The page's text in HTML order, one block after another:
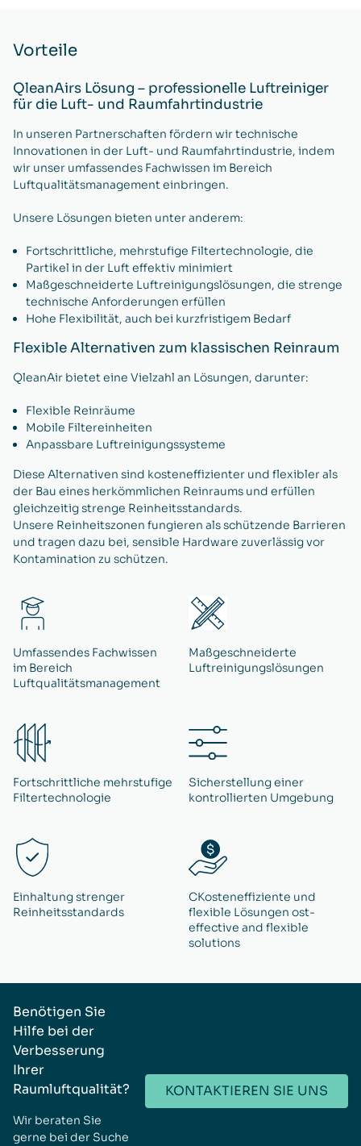
Vorteile
QleanAirs Lösung – professionelle Luftreiniger
für die Luft- und Raumfahrtindustrie
In unseren Partnerschaften fördern wir technische
Innovationen in der Luft- und Raumfahrtindustrie, indem
wir unser umfassendes Fachwissen im Bereich
Luftqualitätsmanagement einbringen.
Unsere Lösungen bieten unter anderem:
Fortschrittliche, mehrstufige Filtertechnologie, die
Partikel in der Luft effektiv minimiert
Maßgeschneiderte Luftreinigungslösungen, die strenge
technische Anforderungen erfüllen
Hohe Flexibilität, auch bei kurzfristigem Bedarf
Flexible Alternativen zum klassischen Reinraum
QleanAir bietet eine Vielzahl an Lösungen, darunter:
Flexible Reinräume
Mobile Filtereinheiten
Anpassbare Luftreinigungssysteme
Diese Alternativen sind kosteneffizienter und flexibler als
der Bau eines herkömmlichen Reinraums und erfüllen
gleichzeitig strenge Reinheitsstandards.
Unsere Reinheitszonen fungieren als schützende Barrieren
und tragen dazu bei, sensible Hardware zuverlässig vor
Kontamination zu schützen.
Umfassendes Fachwissen
im Bereich
Luftqualitätsmanagement
Maßgeschneiderte
Luftreinigungslösungen
Fortschrittliche mehrstufige
Filtertechnologie
Sicherstellung einer
kontrollierten Umgebung
Einhaltung strenger
Reinheitsstandards
CKosteneffiziente und
flexible Lösungen ost-
effective and flexible
solutions
Benötigen Sie
Hilfe bei der
Verbesserung
Ihrer
Raumluftqualität?
Wir beraten Sie
gerne bei der Suche
KONTAKTIEREN SIE UNS